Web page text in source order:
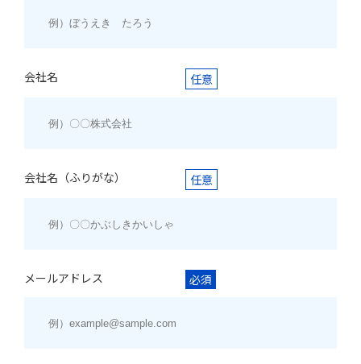
会社名 任意
会社名（ふりがな） 任意
メールアドレス 必須